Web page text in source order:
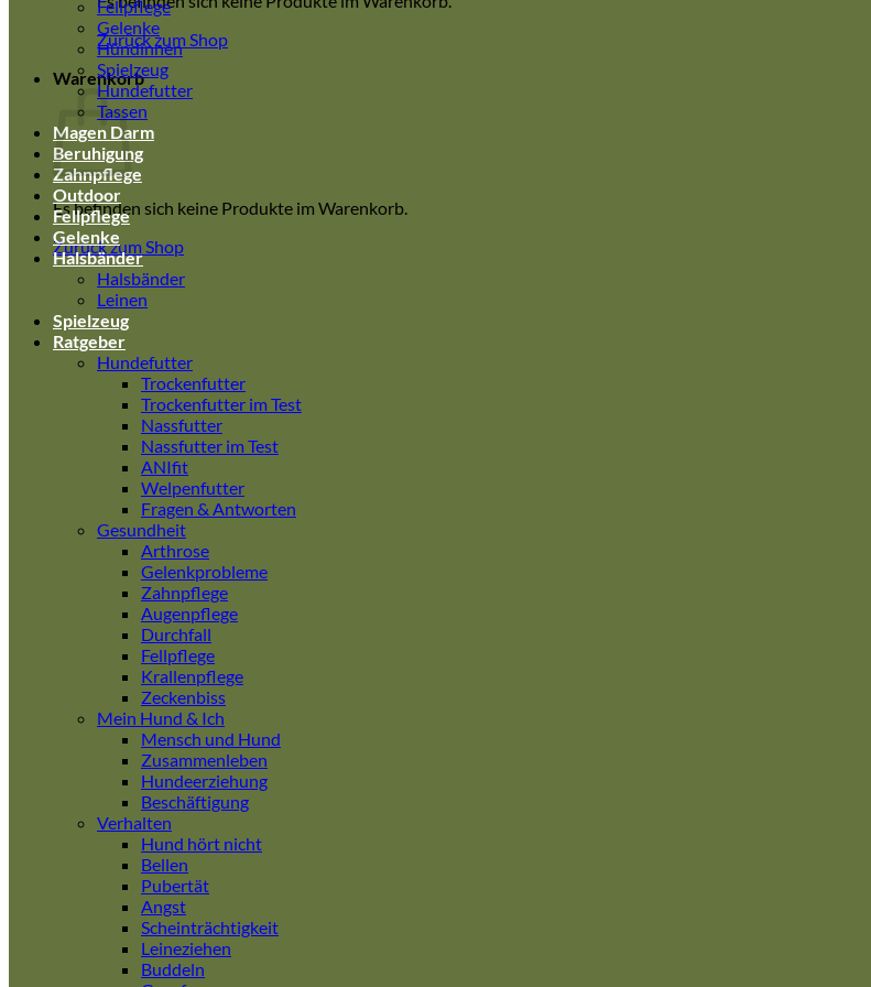
Zurück zum Shop
Warenkorb
Es befinden sich keine Produkte im Warenkorb.
Zurück zum Shop
Fellpflege
Gelenke
Hündinnen
Spielzeug
Hundefutter
Tassen
Magen Darm
Beruhigung
Zahnpflege
Outdoor
Fellpflege
Gelenke
Halsbänder
Halsbänder
Leinen
Spielzeug
Ratgeber
Hundefutter
Trockenfutter
Trockenfutter im Test
Nassfutter
Nassfutter im Test
ANIfit
Welpenfutter
Fragen & Antworten
Gesundheit
Arthrose
Gelenkprobleme
Zahnpflege
Augenpflege
Durchfall
Fellpflege
Krallenpflege
Zeckenbiss
Mein Hund & Ich
Mensch und Hund
Zusammenleben
Hundeerziehung
Beschäftigung
Verhalten
Hund hört nicht
Bellen
Pubertät
Angst
Scheinträchtigkeit
Leineziehen
Buddeln